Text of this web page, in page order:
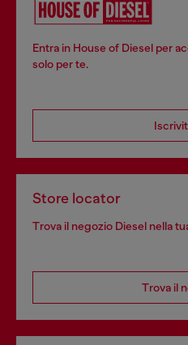
Entra in House of Diesel per
solo per te.
Store locator
Trova il negozio Diesel nella
Trova il